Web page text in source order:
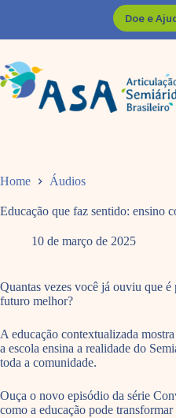
Doe e
Home Áudios
Educação que faz sentido: ensino
10 de março de 2025
Quantas vezes você já ouviu que
futuro melhor?
A educação contextualizada
a escola ensina a realidade do
toda a comunidade.
Ouça o novo episódio da série
como a educação pode